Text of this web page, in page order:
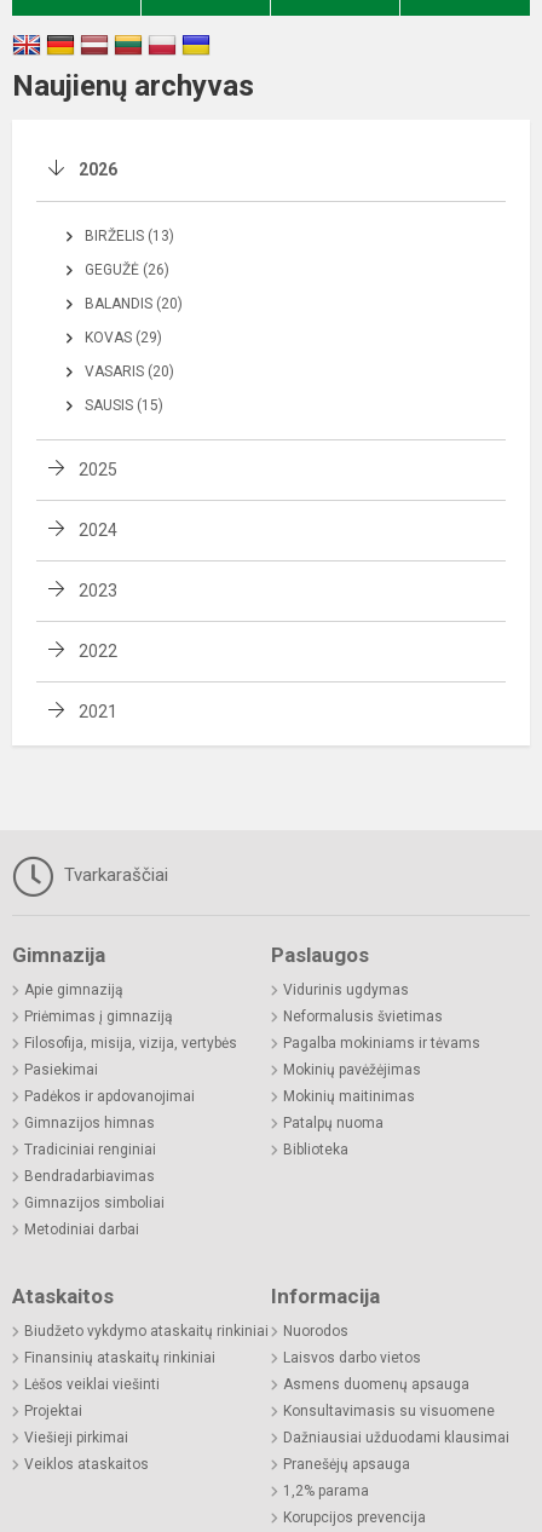
Naujienų archyvas
2026
BIRŽELIS (13)
GEGUŽĖ (26)
BALANDIS (20)
KOVAS (29)
VASARIS (20)
SAUSIS (15)
2025
2024
2023
2022
2021
Tvarkaraščiai
Gimnazija
Apie gimnaziją
Priėmimas į gimnaziją
Filosofija, misija, vizija, vertybės
Pasiekimai
Padėkos ir apdovanojimai
Gimnazijos himnas
Tradiciniai renginiai
Bendradarbiavimas
Gimnazijos simboliai
Metodiniai darbai
Paslaugos
Vidurinis ugdymas
Neformalusis švietimas
Pagalba mokiniams ir tėvams
Mokinių pavėžėjimas
Mokinių maitinimas
Patalpų nuoma
Biblioteka
Ataskaitos
Biudžeto vykdymo ataskaitų rinkiniai
Finansinių ataskaitų rinkiniai
Lėšos veiklai viešinti
Projektai
Viešieji pirkimai
Veiklos ataskaitos
Informacija
Nuorodos
Laisvos darbo vietos
Asmens duomenų apsauga
Konsultavimasis su visuomene
Dažniausiai užduodami klausimai
Pranešėjų apsauga
1,2% parama
Korupcijos prevencija